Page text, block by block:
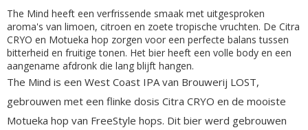
The Mind heeft een verfrissende smaak met uitgesproken
aroma's van limoen, citroen en zoete tropische vruchten. De Citra
CRYO en Motueka hop zorgen voor een perfecte balans tussen
bitterheid en fruitige tonen. Het bier heeft een volle body en een
aangename afdronk die lang blijft hangen.
The Mind is een West Coast IPA van Brouwerij LOST,
gebrouwen met een flinke dosis Citra CRYO en de mooiste
Motueka hop van FreeStyle hops. Dit bier werd gebrouwen